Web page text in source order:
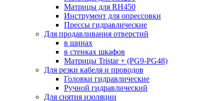
Матрицы для RH450
Инструмент для опрессовки
Прессы гидравлические
Для продавливания отверстий
в шинах
в стенках шкафов
Матрицы Tristar + (PG9-PG48)
Для резки кабеля и проводов
Головки гидравлические
Ручной гидравлический
Для снятия изоляции